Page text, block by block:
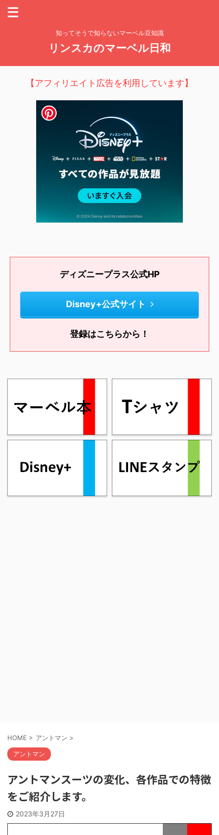
知ってそうで知らないマーベル豆知識
リンスカのマーベル日和
【アフィリエイト広告を利用しています】
ディズニープラス公式HP
Disney+公式サイト
登録はこちらから！
HOME > アントマン >
アントマン
アントマンスーツの変化、各作品での特徴
をご紹介します。
2023年3月27日